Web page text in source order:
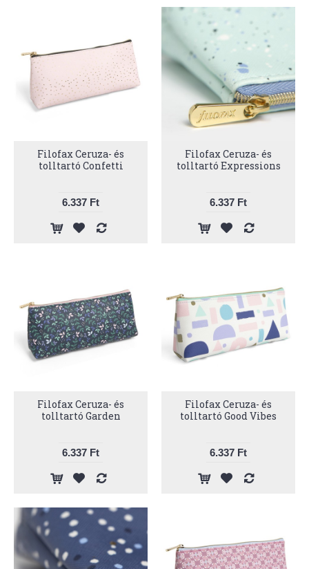
Filofax Ceruza- és
tolltartó Confetti
6.337 Ft
Filofax Ceruza- és
tolltartó Expressions
6.337 Ft
Filofax Ceruza- és
tolltartó Garden
6.337 Ft
Filofax Ceruza- és
tolltartó Good Vibes
6.337 Ft